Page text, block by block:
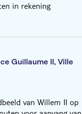
in rekening
Guillaume II, Ville
van Willem II op